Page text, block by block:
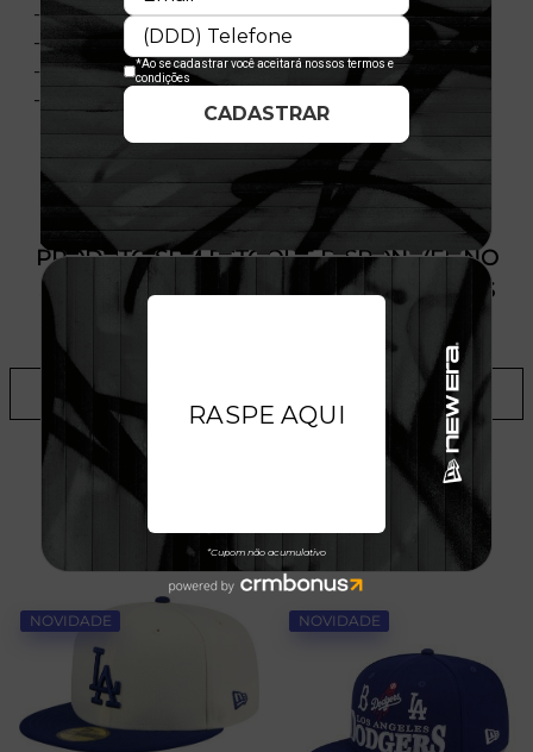
- Copa estruturada
- Contra-aba em cor contrastante
- Composição: 100% Poliéster
- Licença oficial
PRODUTO SEM ESTOQUE DÍSPONÍVEL NO
SITE, CONSULTE A DISPONIBILIDADE NAS
ADICIONAR A LISTA DE DESEJOS
TALVEZ VOCÊ GOSTE
NOVIDADE NOVIDADE